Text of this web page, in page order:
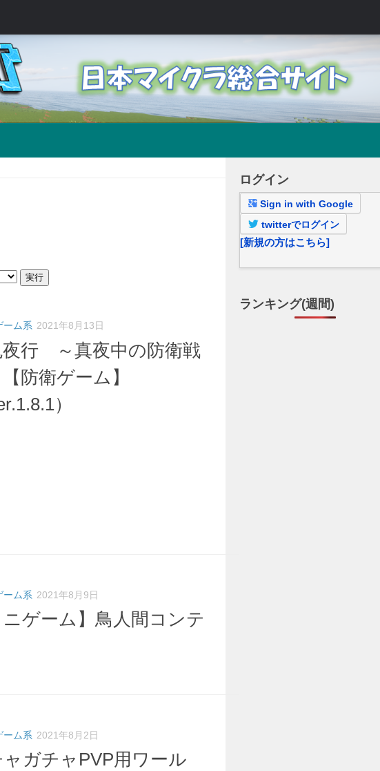
ーム系 2021年8月13日
夜行 ～真夜中の防衛戦
防衛ゲーム】
）
ーム系 2021年8月9日
ニゲーム】鳥人間コンテ
ーム系 2021年8月2日
ャガチャPVP用ワール
ログイン
Sign in with Google
twitterでログイン
[新規の方はこちら]
ランキング(週間)